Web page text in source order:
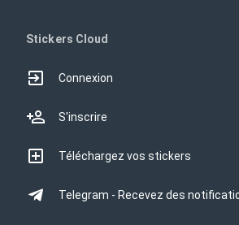
Stickers Cloud
Connexion
S'inscrire
Téléchargez vos stickers
Telegram - Recevez des